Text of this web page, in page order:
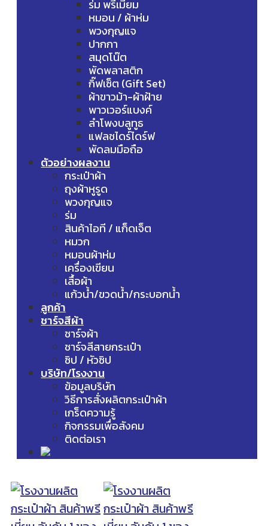
ร่ม พรีเมี่ยม
หมอน / ผ้าห่ม
พวงกุญแจ
ปากกา
สมุดโน๊ต
พัดพลาสติก
กิ๊ฟเซ็ต (Gift Set)
ผ้าขาวม้า-ผ้าฝ้าย
พาวเวอร์แบงค์
ลำโพงบลูทูธ
แฟลชไดร์ไดร์ฟ
พัดลมมือถือ
ตัวอย่างผลงาน
กระเป๋าผ้า
ถุงผ้าหูรูด
พวงกุญแจ
ร่ม
สินค้าไอที / แก็ดเจ็ต
หมวก
หมอนผ้าห่ม
เครื่องเขียน
เสื้อผ้า
แก้วน้ำ/ขวดน้ำ/กระบอกน้ำ
ลูกค้า
ชาร์จสีผ้า
ชาร์จผ้า
ชาร์จสีสายกระเป๋า
ซิป / หัวซิป
บริษัท/โรงงาน
ข้อมูลบริษัท
วิธีการสั่งผลิตกระเป๋าผ้า
เกร็ดความรู้
กิจกรรมเพื่อสังคม
ติดต่อเรา